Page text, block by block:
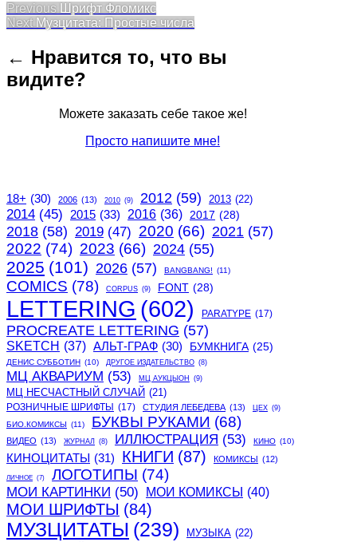
Post
navigation
Previous Previous
post:
Шрифт Фломикс
Next Next
Музцитата: Простые числа
← Нравится то, что вы
видите?
Можете заказать себе такое же!
Просто напишите мне!
18+ (30) 2006 (13) 2010 (9) 2012 (59) 2013 (22)
2014 (45) 2015 (33) 2016 (36) 2017 (28)
2018 (58) 2019 (47) 2020 (66) 2021 (57)
2022 (74) 2023 (66) 2024 (55)
2025 (101) 2026 (57) BANGBANG! (11)
COMICS (78) CORPUS (9) FONT (28)
LETTERING (602) PARATYPE (17)
PROCREATE LETTERING (57)
SKETCH (37) АЛЬТ-ГРАФ (30) БУМКНИГА (25)
ДЕНИС СУББОТИН (10) ДРУГОЕ ИЗДАТЕЛЬСТВО (8)
МЦ АКВАРИУМ (53) МЦ АУКЦЫОН (9)
МЦ НЕСЧАСТНЫЙ СЛУЧАЙ (21)
РОЗНИЧНЫЕ ШРИФТЫ (17) СТУДИЯ ЛЕБЕДЕВА (13) ЦЕХ (9)
БИО.КОМИКСЫ (11) БУКВЫ РУКАМИ (68)
ВИДЕО (13) ЖУРНАЛ (8) ИЛЛЮСТРАЦИЯ (53) КИНО (10)
КИНОЦИТАТЫ (31) КНИГИ (87) КОМИКСЫ (12)
ЛИЧНОЕ (7) ЛОГОТИПЫ (74)
МОИ КАРТИНКИ (50) МОИ КОМИКСЫ (40)
МОИ ШРИФТЫ (84)
МУЗЦИТАТЫ (239) МУЗЫКА (22)